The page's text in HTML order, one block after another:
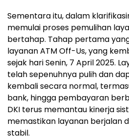
Sementara itu, dalam
memulai proses pemulihan
bertahap. Tahap pertama
layanan ATM Off-Us, yang
sejak hari Senin, 7 April 2025.
telah sepenuhnya pulih dan
kembali secara normal,
bank, hingga pembayaran
DKI terus memantau kinerja
memastikan layanan berjalan
stabil.